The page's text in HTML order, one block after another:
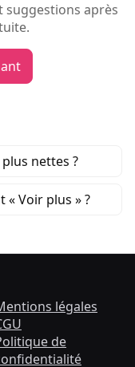
suggestions après
nettes ?
« Voir plus » ?
légales
de